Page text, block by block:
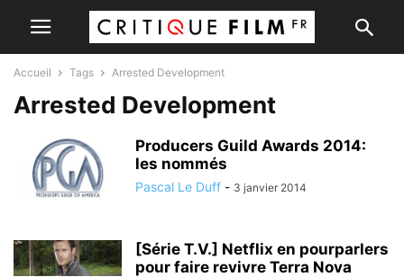
Accueil Tags Arrested Development
Arrested Development
Producers Guild Awards 2014:
les nommés
Pascal Le Duff - 3 janvier 2014
[Série T.V.] Netflix en pourparlers
pour faire revivre Terra Nova